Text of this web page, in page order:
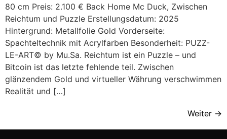
80 cm Preis: 2.100 € Back Home Mc Duck, Zwischen
Reichtum und Puzzle Erstellungsdatum: 2025
Hintergrund: Metallfolie Gold Vorderseite:
Spachteltechnik mit Acrylfarben Besonderheit: PUZZ-
LE-ART© by Mu.Sa. Reichtum ist ein Puzzle – und
Bitcoin ist das letzte fehlende teil. Zwischen
glänzendem Gold und virtueller Währung verschwimmen
Realität und […]
Weiter →